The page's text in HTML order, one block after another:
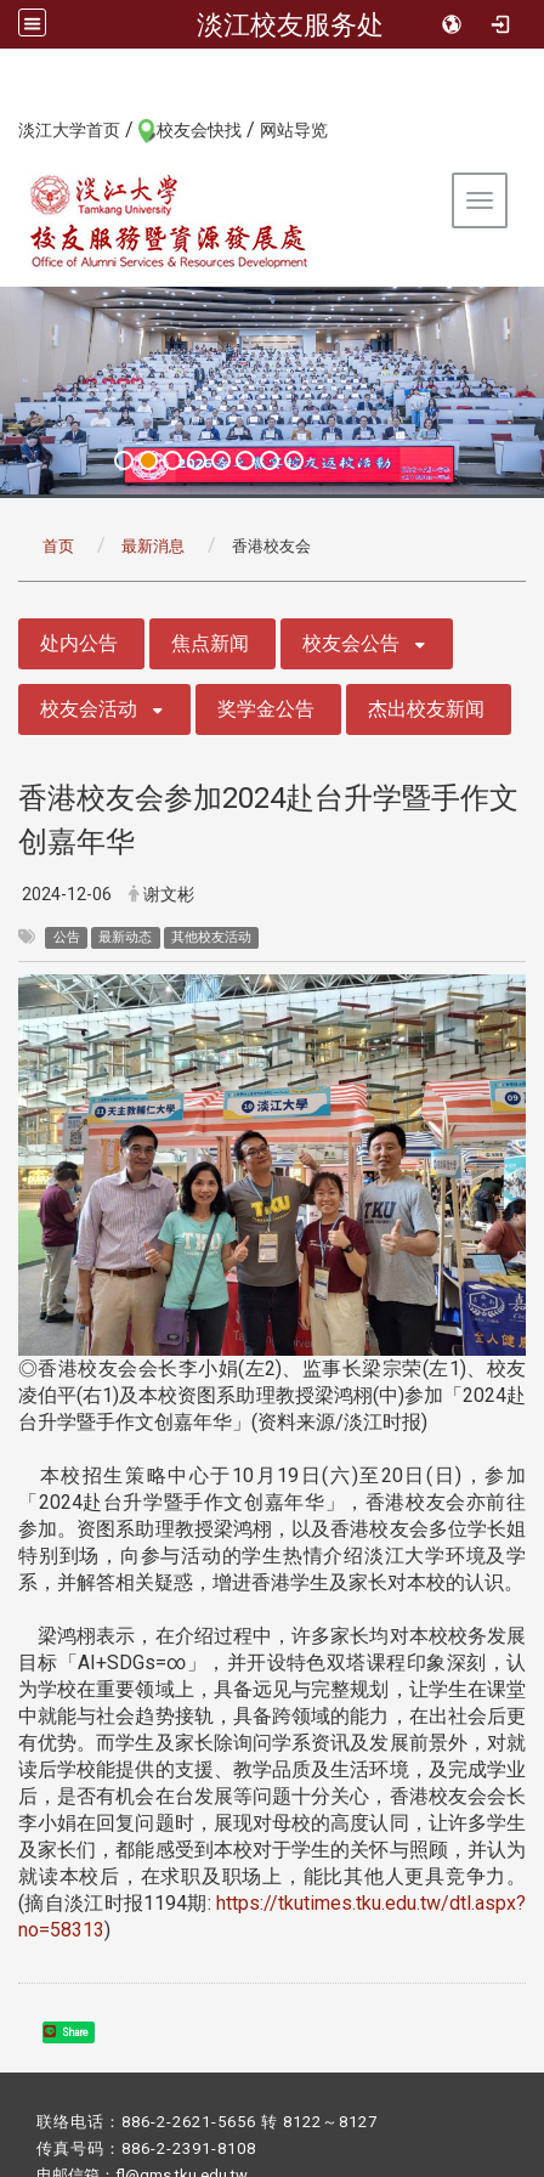
淡江校友服务处
淡江大学首页 / 校友会快找 / 网站导览
Toggle
首页 最新消息 香港校友会
处内公告 焦点新闻 校友会公告
校友会活动 奖学金公告 杰出校友新闻
香港校友会参加2024赴台升学暨手作文
创嘉年华
2024-12-06 谢文彬
公告 最新动态 其他校友活动
◎香港校友会会长李小娟(左2)、监事长梁宗荣(左1)、校友
凌伯平(右1)及本校资图系助理教授梁鸿栩(中)参加「2024赴
台升学暨手作文创嘉年华」(资料来源/淡江时报)
本校招生策略中心于10月19日(六)至20日(日)，参加
「2024赴台升学暨手作文创嘉年华」，香港校友会亦前往
参加。资图系助理教授梁鸿栩，以及香港校友会多位学长姐
特别到场，向参与活动的学生热情介绍淡江大学环境及学
系，并解答相关疑惑，增进香港学生及家长对本校的认识。
梁鸿栩表示，在介绍过程中，许多家长均对本校校务发展
目标「AI+SDGs=∞」，并开设特色双塔课程印象深刻，认
为学校在重要领域上，具备远见与完整规划，让学生在课堂
中就能与社会趋势接轨，具备跨领域的能力，在出社会后更
有优势。而学生及家长除询问学系资讯及发展前景外，对就
读后学校能提供的支援、教学品质及生活环境，及完成学业
后，是否有机会在台发展等问题十分关心，香港校友会会长
李小娟在回复问题时，展现对母校的高度认同，让许多学生
及家长们，都能感受到本校对于学生的关怀与照顾，并认为
就读本校后，在求职及职场上，能比其他人更具竞争力。
(摘自淡江时报1194期: https://tkutimes.tku.edu.tw/dtl.aspx?
no=58313)
Share
联络电话：886-2-2621-5656 转 8122～8127
传真号码：886-2-2391-8108